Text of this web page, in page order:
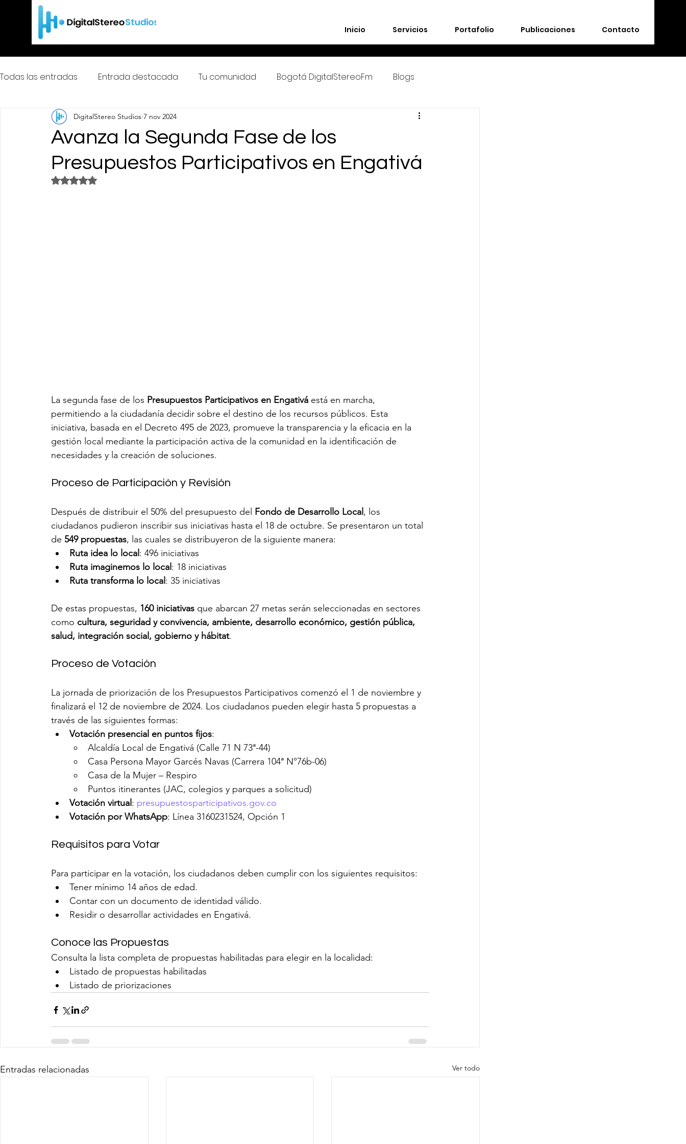
Inicio Servicios Portafolio Publicaciones Contacto
Todas las entradas Entrada destacada Tu comunidad Bogotá DigitalStereoFm Blogs
ColombiaDigitalStereoFm
Avanza la Segunda Fase de los
Presupuestos Participativos en Engativá
DigitalStereo Studios 7 nov 2024
Obtuvo NaN de 5 estrellas.
La segunda fase de los Presupuestos Participativos en Engativá está en marcha,
permitiendo a la ciudadanía decidir sobre el destino de los recursos públicos. Esta
iniciativa, basada en el Decreto 495 de 2023, promueve la transparencia y la eficacia en la
gestión local mediante la participación activa de la comunidad en la identificación de
necesidades y la creación de soluciones.
Proceso de Participación y Revisión
Después de distribuir el 50% del presupuesto del Fondo de Desarrollo Local , los
ciudadanos pudieron inscribir sus iniciativas hasta el 18 de octubre. Se presentaron un total
de 549 propuestas, las cuales se distribuyeron de la siguiente manera:
Ruta idea lo local : 496 iniciativas
Ruta imaginemos lo local : 18 iniciativas
Ruta transforma lo local : 35 iniciativas
De estas propuestas, 160 iniciativas que abarcan 27 metas serán seleccionadas en sectores
como cultura, seguridad y convivencia, ambiente, desarrollo económico, gestión pública,
salud, integración social, gobierno y hábitat.
Proceso de Votación
La jornada de priorización de los Presupuestos Participativos comenzó el 1 de noviembre y
finalizará el 12 de noviembre de 2024. Los ciudadanos pueden elegir hasta 5 propuestas a
través de las siguientes formas:
Votación presencial en puntos fijos:
Alcaldía Local de Engativá (Calle 71 N 73ª-44)
Casa Persona Mayor Garcés Navas (Carrera 104ª N°76b-06)
Casa de la Mujer – Respiro
Puntos itinerantes (JAC, colegios y parques a solicitud)
Votación virtual : presupuestosparticipativos.gov.co
Votación por WhatsApp: Línea 3160231524, Opción 1
Requisitos para Votar
Para participar en la votación, los ciudadanos deben cumplir con los siguientes requisitos:
Tener mínimo 14 años de edad.
Contar con un documento de identidad válido.
Residir o desarrollar actividades en Engativá.
Conoce las Propuestas
Consulta la lista completa de propuestas habilitadas para elegir en la localidad:
Listado de propuestas habilitadas
Listado de priorizaciones
Entradas relacionadas Ver todo